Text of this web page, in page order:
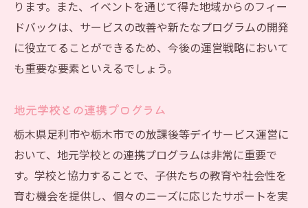
ります。また、イベントを通じて得た地域からのフィー
ドバックは、サービスの改善や新たなプログラムの開発
に役立てることができるため、今後の運営戦略において
も重要な要素といえるでしょう。
地元学校との連携プログラム
栃木県足利市や栃木市での放課後等デイサービス運営に
おいて、地元学校との連携プログラムは非常に重要で
す。学校と協力することで、子供たちの教育や社会性を
育む機会を提供し、個々のニーズに応じたサポートを実